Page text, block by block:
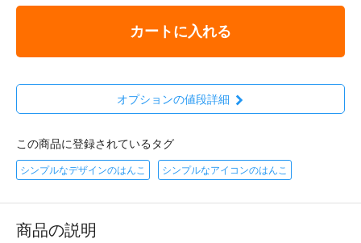
カートに入れる
オプションの値段詳細
この商品に登録されているタグ
シンプルなデザインのはんこ シンプルなアイコンのはんこ
商品の説明